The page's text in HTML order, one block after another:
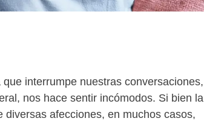
interrumpe nuestras conversaciones,
nos hace sentir incómodos. Si bien la
diversas afecciones, en muchos casos,